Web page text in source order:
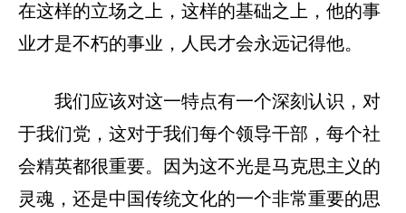
在这样的立场之上，这样的基础之上，他的事
业才是不朽的事业，人民才会永远记得他。
我们应该对这一特点有一个深刻认识，对
于我们党，这对于我们每个领导干部，每个社
会精英都很重要。因为这不光是马克思主义的
灵魂，还是中国传统文化的一个非常重要的思